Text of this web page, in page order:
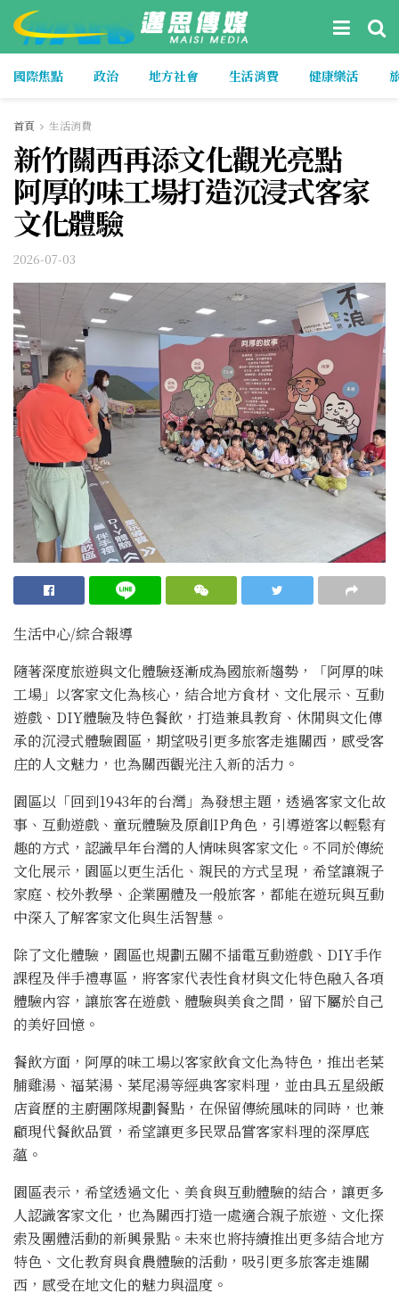
國際焦點 政治 地方社會 生活消費 健康樂活
首頁 生活消費
新竹關西再添文化觀光亮點
阿厚的味工場打造沉浸式客家
文化體驗
2026-07-03
生活中心/綜合報導
隨著深度旅遊與文化體驗逐漸成為國旅新趨勢，「阿厚的味
工場」以客家文化為核心，結合地方食材、文化展示、互動
遊戲、DIY體驗及特色餐飲，打造兼具教育、休閒與文化傳
承的沉浸式體驗園區，期望吸引更多旅客走進關西，感受客
庄的人文魅力，也為關西觀光注入新的活力。
園區以「回到1943年的台灣」為發想主題，透過客家文化故
事、互動遊戲、童玩體驗及原創IP角色，引導遊客以輕鬆有
趣的方式，認識早年台灣的人情味與客家文化。不同於傳統
文化展示，園區以更生活化、親民的方式呈現，希望讓親子
家庭、校外教學、企業團體及一般旅客，都能在遊玩與互動
中深入了解客家文化與生活智慧。
除了文化體驗，園區也規劃五關不插電互動遊戲、DIY手作
課程及伴手禮專區，將客家代表性食材與文化特色融入各項
體驗內容，讓旅客在遊戲、體驗與美食之間，留下屬於自己
的美好回憶。
餐飲方面，阿厚的味工場以客家飲食文化為特色，推出老菜
脯雞湯、福菜湯、菜尾湯等經典客家料理，並由具五星級飯
店資歷的主廚團隊規劃餐點，在保留傳統風味的同時，也兼
顧現代餐飲品質，希望讓更多民眾品嘗客家料理的深厚底
蘊。
園區表示，希望透過文化、美食與互動體驗的結合，讓更多
人認識客家文化，也為關西打造一處適合親子旅遊、文化探
索及團體活動的新興景點。未來也將持續推出更多結合地方
特色、文化教育與食農體驗的活動，吸引更多旅客走進關
西，感受在地文化的魅力與溫度。